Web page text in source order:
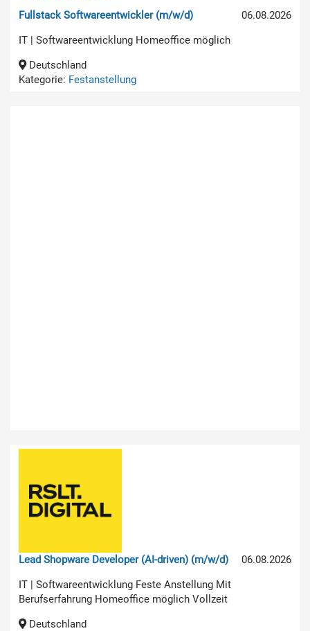
06.08.2026
Fullstack Softwareentwickler (m/w/d)
IT | Softwareentwicklung Homeoffice möglich
Deutschland
Kategorie: Festanstellung
06.08.2026
Lead Shopware Developer (AI-driven) (m/w/d)
IT | Softwareentwicklung Feste Anstellung Mit
Berufserfahrung Homeoffice möglich Vollzeit
Deutschland